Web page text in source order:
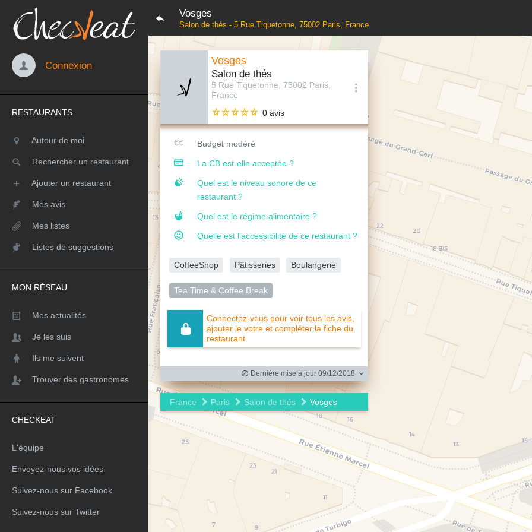
Vosges
Salon de thés - 5 Rue Tiquetonne, 75002 Paris, France
Connexion
RESTAURANTS
Autour de moi
Rechercher un restaurant
Ajouter un restaurant
Mes avis
Mes listes
Listes de suggestions
MON RÉSEAU
Mes actualités
Je les suis
Ils me suivent
Trouver des gastronomes
CHECKEAT
L'équipe
Envoyez-nous vos idées
Suivez-nous sur Facebook
Suivez-nous sur Twitter
Vosges
Salon de thés
5 Rue Tiquetonne, 75002 Paris,
France
0 avis
Budget modéré
La CB est-elle acceptée ?
Quel est le niveau sonore de ce
restaurant ?
Quel est le régime alimentaire ?
Quelle est l'accessibilité de ce restaurant ?
CoffeeShop Pâtisseries Boulangerie
Tea Time & Coffee Break
Connectez-vous pour voir tous les avis,
ajouter le votre et compléter la fiche du
restaurant
Dernière mise à jour 09/12/2018
France Paris Salon de thés Vosges